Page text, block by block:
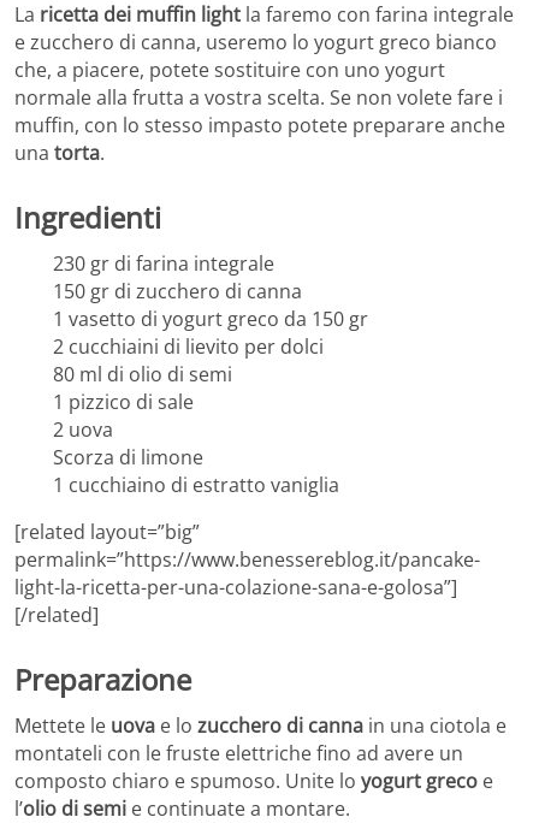
La ricetta dei muffin light la faremo con farina integrale
e zucchero di canna, useremo lo yogurt greco bianco
che, a piacere, potete sostituire con uno yogurt
normale alla frutta a vostra scelta. Se non volete fare i
muffin, con lo stesso impasto potete preparare anche
una torta.
Ingredienti
230 gr di farina integrale
150 gr di zucchero di canna
1 vasetto di yogurt greco da 150 gr
2 cucchiaini di lievito per dolci
80 ml di olio di semi
1 pizzico di sale
2 uova
Scorza di limone
1 cucchiaino di estratto vaniglia
[related layout=”big”
permalink=”https://www.benessereblog.it/pancake-
light-la-ricetta-per-una-colazione-sana-e-golosa”]
[/related]
Preparazione
Mettete le uova e lo zucchero di canna in una ciotola e
montateli con le fruste elettriche fino ad avere un
composto chiaro e spumoso. Unite lo yogurt greco e
l’olio di semi e continuate a montare.